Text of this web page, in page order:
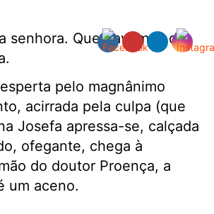
senhora. Que havemos de
pelo magnânimo
acirrada pela culpa (que
Josefa apressa-se, calçada
ofegante, chega à
do doutor Proença, a
um aceno.